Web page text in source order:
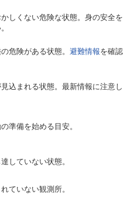
しくない危険な状態。身の安全を
危険がある状態。 避難情報を確認
込まれる状態。最新情報に注意し
準備を始める目安。
していない状態。
ていない観測所。